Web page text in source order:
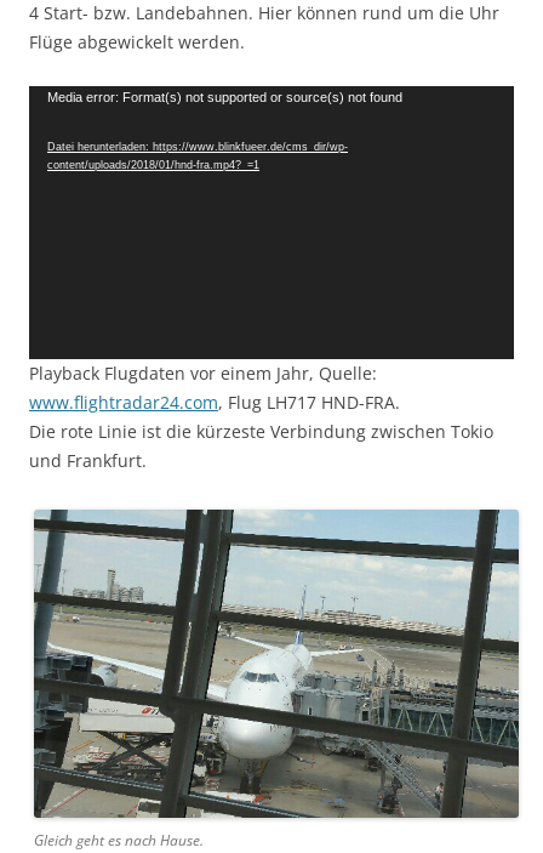
4 Start- bzw. Landebahnen. Hier können rund um die Uhr
Flüge abgewickelt werden.
Video-
Media error: Format(s) not supported or source(s) not found
Datei herunterladen: https://www.blinkfueer.de/cms_dir/wp-
content/uploads/2018/01/hnd-fra.mp4?_=1
Playback Flugdaten vor einem Jahr, Quelle:
www.flightradar24.com, Flug LH717 HND-FRA.
Die rote Linie ist die kürzeste Verbindung zwischen Tokio
und Frankfurt.
Gleich geht es nach Hause.